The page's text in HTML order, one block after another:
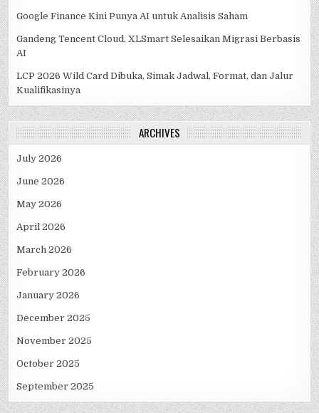
Google Finance Kini Punya AI untuk Analisis Saham
Gandeng Tencent Cloud, XLSmart Selesaikan Migrasi Berbasis
AI
LCP 2026 Wild Card Dibuka, Simak Jadwal, Format, dan Jalur
Kualifikasinya
ARCHIVES
July 2026
June 2026
May 2026
April 2026
March 2026
February 2026
January 2026
December 2025
November 2025
October 2025
September 2025